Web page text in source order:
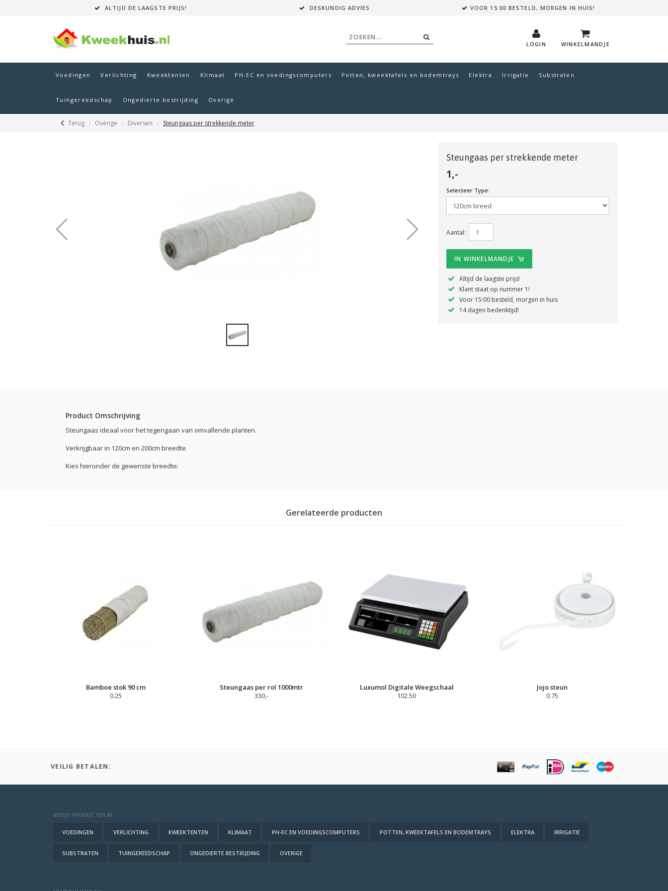
ALTIJD DE LAAGSTE PRIJS! DESKUNDIG ADVIES VOOR 15:00 BESTELD, MORGEN IN HUIS!
WINKELMANDJE
LOGIN
Voedingen Verlichting Kweektenten Klimaat PH-EC en voedingscomputers Potten, kweektafels en bodemtrays Elektra Irrigatie Substraten
Tuingereedschap Ongedierte bestrijding Overige
Terug Overige Diversen Steungaas per strekkende meter
Steungaas per strekkende meter
1,-
Selecteer Type:
Aantal:
IN WINKELMANDJE
Altijd de laagste prijs!
Klant staat op nummer 1!
Voor 15:00 besteld, morgen in huis
14 dagen bedenktijd!
Product Omschrijving
Steungaas ideaal voor het tegengaan van omvallende planten.
Verkrijgbaar in 120cm en 200cm breedte.
Kies hieronder de gewenste breedte:
Gerelateerde producten
Bamboe stok 90 cm
0.25
Steungaas per rol 1000mtr
330,-
Luxumol Digitale Weegschaal
102.50
Jojo steun
0.75
VEILIG BETALEN:
BEKIJK PRODUCTEN IN:
VOEDINGEN VERLICHTING KWEEKTENTEN KLIMAAT PH-EC EN VOEDINGSCOMPUTERS POTTEN, KWEEKTAFELS EN BODEMTRAYS ELEKTRA IRRIGATIE
SUBSTRATEN TUINGEREEDSCHAP ONGEDIERTE BESTRIJDING OVERIGE